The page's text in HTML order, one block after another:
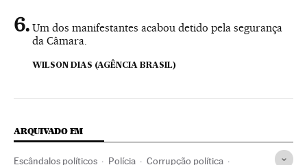
Um dos manifestantes acabou detido pela segurança
da Câmara.
WILSON DIAS (AGÊNCIA BRASIL)
ARQUIVADO EM
Escândalos políticos Polícia Corrupção política